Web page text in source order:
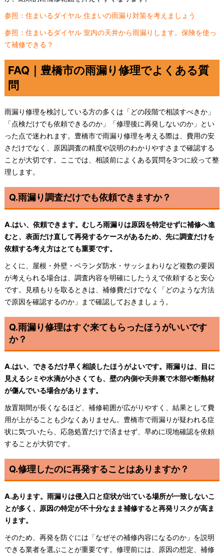
参照：住まいるダイヤル 住まいの雨漏り対策を考えましょう
参照：住まいるダイヤル 室内の天井から雨漏りします。保険を使っ
て補修できる？
FAQ｜豊橋市の雨漏り修理でよくある質
問
雨漏り修理を検討している方の多くは「どの段階で相談すべきか」
「点検だけでも依頼できるのか」「修理後に再発しないのか」とい
った点で迷われます。豊橋市で雨漏り修理を考える際は、費用の安
さだけでなく、原因調査の精度や説明のわかりやすさまで確認する
ことが大切です。ここでは、相談前によくある質問を3つに絞って整
理します。
Q.雨漏り調査だけでも依頼できますか？
A.はい、依頼できます。むしろ雨漏りは原因を特定せずに補修へ進
むと、表面だけ直して再発するケースがあるため、先に調査だけを
依頼する考え方はとても重要です。
とくに、屋根・外壁・ベランダ防水・サッシまわりなど複数の要因
が考えられる場合は、調査内容を明確にしたうえで依頼すると安心
です。見積もりを取るときは、補修費だけでなく「どのような方法
で原因を確認するのか」まで確認しておきましょう。
Q.雨漏り修理はすぐ来てもらったほうがいいです
か？
A.はい、できるだけ早く相談したほうがよいです。雨漏りは、目に
見えるシミや水滴が小さくても、壁の内側や天井裏で木部や断熱材
が傷んでいる場合があります。
放置期間が長くなるほど、補修範囲が広がりやすく、結果として費
用が上がることも少なくありません。豊橋市で雨漏りが疑われる症
状に気づいたら、応急処置だけで済ませず、早めに現地確認を依頼
することが大切です。
Q.修理したのに再発することはありますか？
A.あります。雨漏りは侵入口と症状が出ている場所が一致しないこ
とが多く、原因の特定が不十分なまま補修すると再発リスクが高ま
ります。
そのため、再発を防ぐには「なぜその補修内容になるのか」を説明
できる業者を選ぶことが重要です。修理前には、原因の想定、補修